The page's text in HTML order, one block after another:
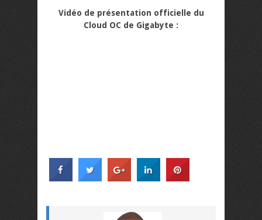
Vidéo de présentation officielle du
Cloud OC de Gigabyte :